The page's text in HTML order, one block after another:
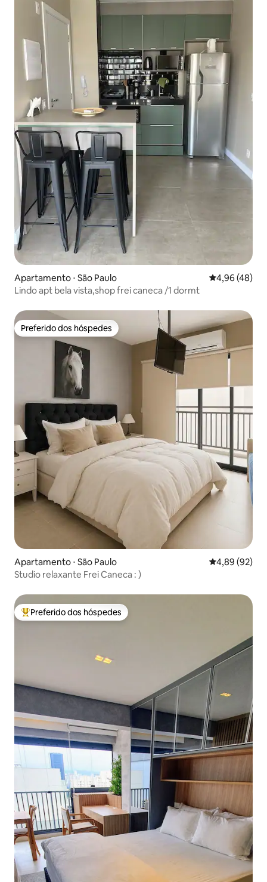
Apartamento ⋅ São Paulo 4,96 de uma
4,96 (48)
Lindo apt bela vista,shop frei caneca /1 dormt
Preferido dos hóspedes
Preferido dos hóspedes
Apartamento ⋅ São Paulo 4,89 de uma
4,89 (92)
Studio relaxante Frei Caneca : )
Entre os melhores preferidos dos hóspedes
Preferido dos hóspedes